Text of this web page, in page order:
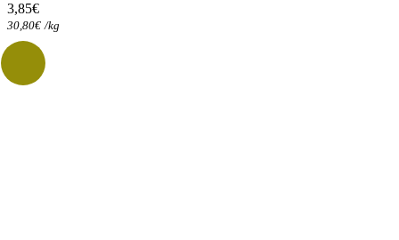
3,85€
30,80€ /kg